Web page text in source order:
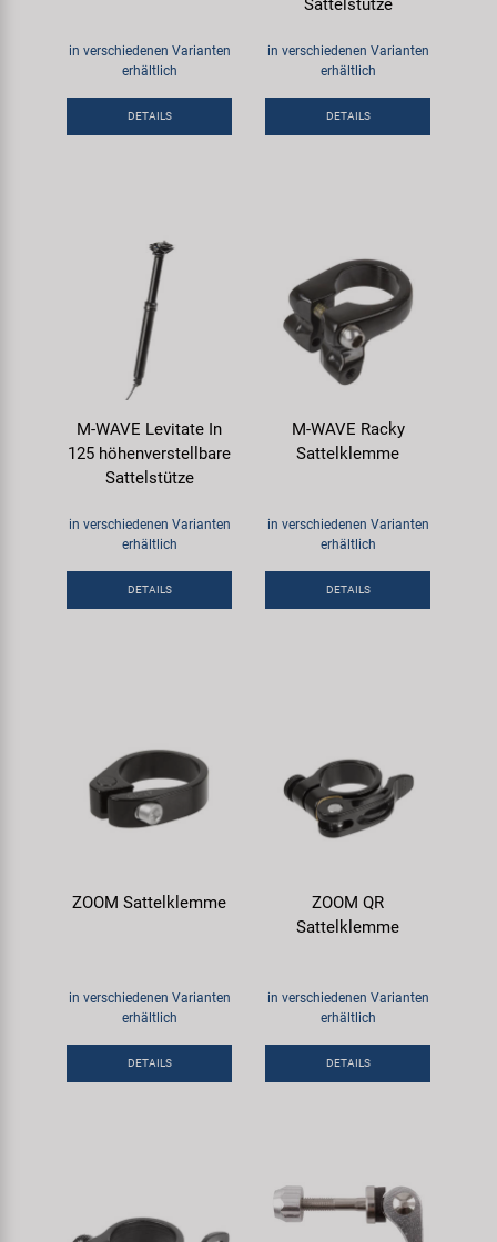
in verschiedenen Varianten
erhältlich
DETAILS
Sattelstütze
in verschiedenen Varianten
erhältlich
DETAILS
M-WAVE Levitate In
125 höhenverstellbare
Sattelstütze
in verschiedenen Varianten
erhältlich
DETAILS
M-WAVE Racky
Sattelklemme
in verschiedenen Varianten
erhältlich
DETAILS
ZOOM Sattelklemme
in verschiedenen Varianten
erhältlich
DETAILS
ZOOM QR
Sattelklemme
in verschiedenen Varianten
erhältlich
DETAILS